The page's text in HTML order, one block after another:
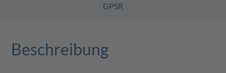
GPSR
Beschreibung